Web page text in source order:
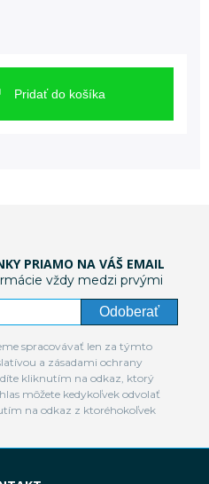
Pridať do košíka
PRIAMO NA VÁŠ EMAIL
vždy medzi prvými
Odoberať
spracovávať len za týmto
a zásadami ochrany
kliknutím na odkaz, ktorý
môžete kedykoľvek odvolať
na odkaz z ktoréhokoľvek